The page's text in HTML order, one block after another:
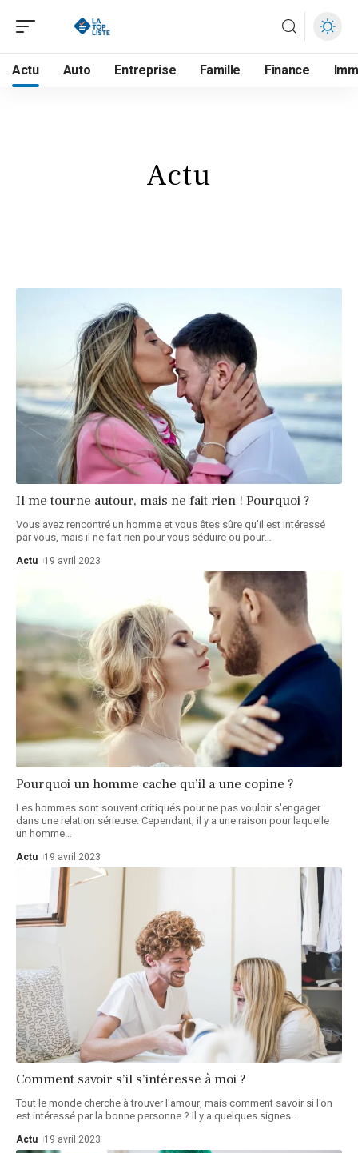
Actu Auto Entreprise Famille Finance
Actu
Il me tourne autour, mais ne fait rien ! Pourquoi ?
Vous avez rencontré un homme et vous êtes sûre qu'il est intéressé
par vous, mais il ne fait rien pour vous séduire ou pour…
Actu 19 avril 2023
Pourquoi un homme cache qu’il a une copine ?
Les hommes sont souvent critiqués pour ne pas vouloir s'engager
dans une relation sérieuse. Cependant, il y a une raison pour laquelle
un homme…
Actu 19 avril 2023
Comment savoir s’il s’intéresse à moi ?
Tout le monde cherche à trouver l'amour, mais comment savoir si l'on
est intéressé par la bonne personne ? Il y a quelques signes…
Actu 19 avril 2023